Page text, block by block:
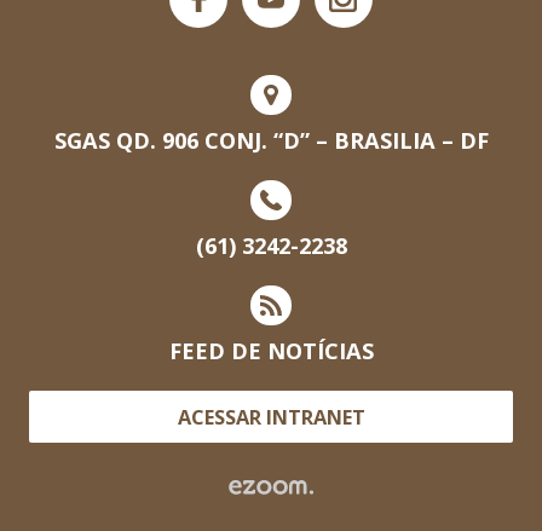
SGAS QD. 906 CONJ. “D” – BRASILIA – DF
(61) 3242-2238
FEED DE NOTÍCIAS
ACESSAR INTRANET